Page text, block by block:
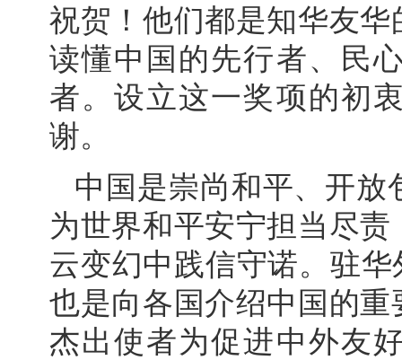
祝贺！他们都是知华友
读懂中国的先行者、民
者。设立这一奖项的初
谢。
中国是崇尚和平、开
为世界和平安宁担当尽
云变幻中践信守诺。驻
也是向各国介绍中国的
杰出使者为促进中外友